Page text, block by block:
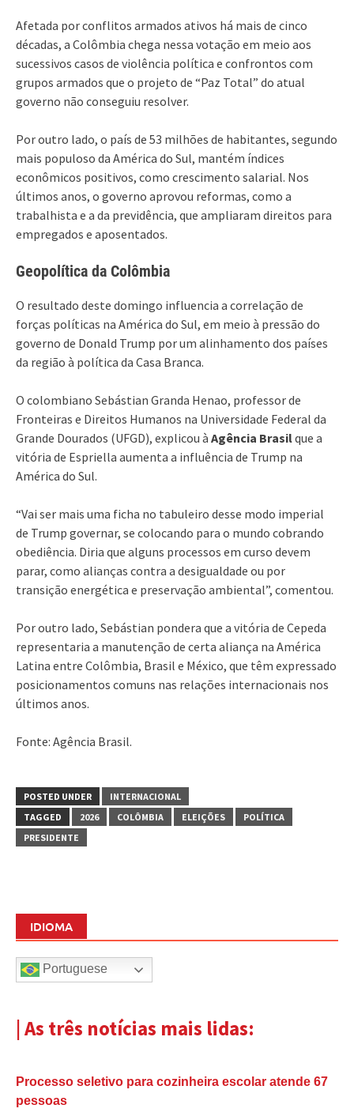
Afetada por conflitos armados ativos há mais de cinco
décadas, a Colômbia chega nessa votação em meio aos
sucessivos casos de violência política e confrontos com
grupos armados que o projeto de “Paz Total” do atual
governo não conseguiu resolver.
Por outro lado, o país de 53 milhões de habitantes, segundo
mais populoso da América do Sul, mantém índices
econômicos positivos, como crescimento salarial. Nos
últimos anos, o governo aprovou reformas, como a
trabalhista e a da previdência, que ampliaram direitos para
empregados e aposentados.
Geopolítica da Colômbia
O resultado deste domingo influencia a correlação de
forças políticas na América do Sul, em meio à pressão do
governo de Donald Trump por um alinhamento dos países
da região à política da Casa Branca.
O colombiano Sebástian Granda Henao, professor de
Fronteiras e Direitos Humanos na Universidade Federal da
Grande Dourados (UFGD), explicou à Agência Brasilque a
vitória de Espriella aumenta a influência de Trump na
América do Sul.
“Vai ser mais uma ficha no tabuleiro desse modo imperial
de Trump governar, se colocando para o mundo cobrando
obediência. Diria que alguns processos em curso devem
parar, como alianças contra a desigualdade ou por
transição energética e preservação ambiental”, comentou.
Por outro lado, Sebástian pondera que a vitória de Cepeda
representaria a manutenção de certa aliança na América
Latina entre Colômbia, Brasil e México, que têm expressado
posicionamentos comuns nas relações internacionais nos
últimos anos.
Fonte: Agência Brasil.
POSTED UNDER
INTERNACIONAL
TAGGED
2026 COLÔMBIA ELEIÇÕES
POLÍTICA
PRESIDENTE
IDIOMA
Portuguese
| As três notícias mais lidas:
Processo seletivo para cozinheira escolar atende 67
pessoas